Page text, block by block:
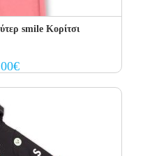
smile Κορίτσι
€Current
price